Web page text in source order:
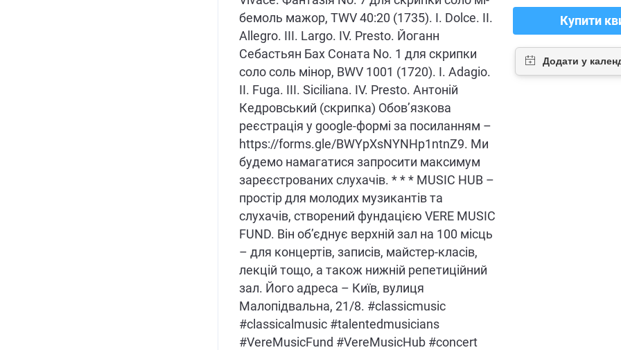
бемоль мажор, TWV 40:20 (1735). I. Dolce. II.
Allegro. III. Largo. IV. Presto. Йоганн
Себастьян Бах Соната No. 1 для скрипки
соло соль мінор, BWV 1001 (1720). I. Adagio.
II. Fuga. III. Siciliana. IV. Presto. Антоній
Кедровський (скрипка) Обов’язкова
реєстрація у google-формі за посиланням –
https://forms.gle/BWYpXsNYNHp1ntnZ9. Ми
будемо намагатися запросити максимум
зареєстрованих слухачів. * * * MUSIC HUB –
простір для молодих музикантів та
слухачів, створений фундацією VERE MUSIC
FUND. Він об’єднує верхній зал на 100 місць
– для концертів, записів, майстер-класів,
лекцій тощо, а також нижній репетиційний
зал. Його адреса – Київ, вулиця
Малопідвальна, 21/8. #classicmusic
#classicalmusic #talentedmusicians
#VereMusicFund #VereMusicHub #concert
Купити